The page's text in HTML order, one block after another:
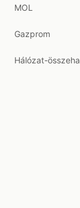
MOL
Gazprom
Hálózat-